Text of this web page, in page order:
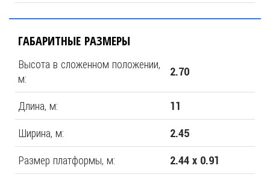
ГАБАРИТНЫЕ РАЗМЕРЫ
Высота в сложенном положении,
м:
2.70
Длина, м: 11
Ширина, м: 2.45
Размер платформы, м: 2.44 х 0.91